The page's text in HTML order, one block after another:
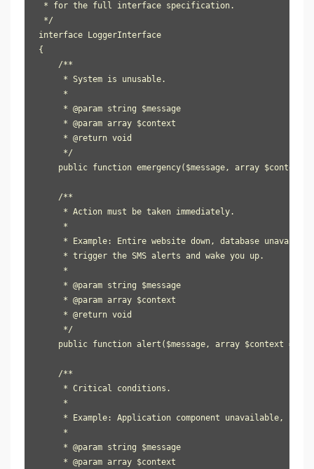
* for the full interface specification.
*/
interface LoggerInterface
{
    /**
     * System is unusable.
     *
     * @param string $message
     * @param array $context
     * @return void
     */
public function emergency($message, array $context
    /**
     * Action must be taken immediately.
     *
* Example: Entire website down, database
     * trigger the SMS alerts and wake you up.
     *
     * @param string $message
     * @param array $context
     * @return void
     */
public function alert($message, array $context =
    /**
     * Critical conditions.
     *
* Example: Application component unavailable,
     *
     * @param string $message
     * @param array $context